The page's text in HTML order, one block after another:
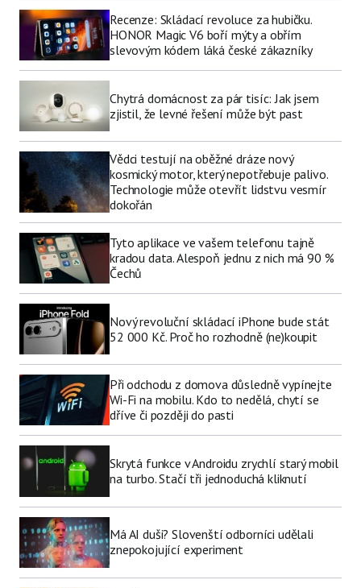
Recenze: Skládací revoluce za hubičku.
HONOR Magic V6 boří mýty a obřím
slevovým kódem láká české zákazníky
Chytrá domácnost za pár tisíc: Jak jsem
zjistil, že levné řešení může být past
Vědci testují na oběžné dráze nový
kosmický motor, který nepotřebuje palivo.
Technologie může otevřít lidstvu vesmír
dokořán
Tyto aplikace ve vašem telefonu tajně
kradou data. Alespoň jednu z nich má 90 %
Čechů
Nový revoluční skládací iPhone bude stát
52 000 Kč. Proč ho rozhodně (ne)koupit
Při odchodu z domova důsledně vypínejte
Wi-Fi na mobilu. Kdo to nedělá, chytí se
dříve či později do pasti
Skrytá funkce v Androidu zrychlí starý mobil
na turbo. Stačí tři jednoduchá kliknutí
Má AI duši? Slovenští odborníci udělali
znepokojující experiment